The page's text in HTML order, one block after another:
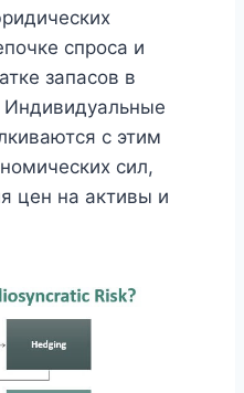
спроса и
запасов в
Индивидуальные
с этим
сил,
цен на активы и